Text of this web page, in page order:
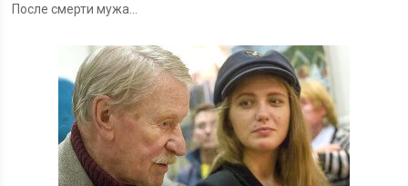
После смерти мужа...